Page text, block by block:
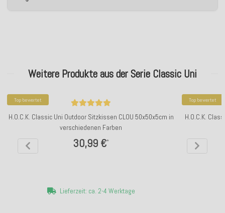
Weitere Produkte aus der Serie Classic Uni
Top bewertet
H.O.C.K. Classic Uni Outdoor Sitzkissen CLOU 50x50x5cm in
verschiedenen Farben
30,99 €*
Lieferzeit: ca. 2-4 Werktage
Top bewertet
H.O.C.K.